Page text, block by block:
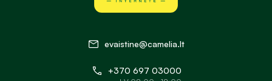
evaistine@camelia.lt
+370 697 03000